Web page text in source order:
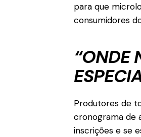
para que
consumidores
“ONDE
Produtores de
cronograma de
inscrições e se